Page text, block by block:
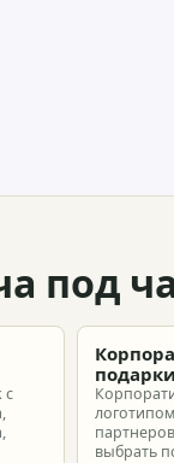
под
с
выбрать